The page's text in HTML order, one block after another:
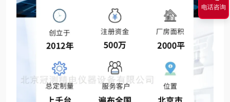
电话咨询